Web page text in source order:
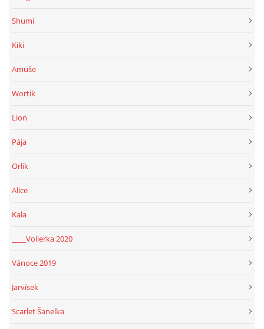
Shumi
Kiki
Amuše
Wortík
Lion
Pája
Orlík
Alice
Kala
____Volierka 2020
Vánoce 2019
Jarvísek
Scarlet Šanelka